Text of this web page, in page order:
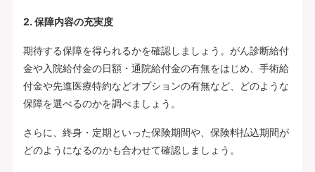
2. 保障内容の充実度
期待する保障を得られるかを確認しましょう。がん診断給付
金や入院給付金の日額・通院給付金の有無をはじめ、手術給
付金や先進医療特約などオプションの有無など、どのような
保障を選べるのかを調べましょう。
さらに、終身・定期といった保険期間や、保険料払込期間が
どのようになるのかも合わせて確認しましょう。